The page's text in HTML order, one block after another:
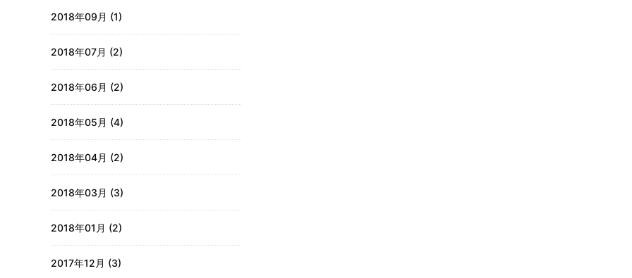
2018年09月 (1)
2018年07月 (2)
2018年06月 (2)
2018年05月 (4)
2018年04月 (2)
2018年03月 (3)
2018年01月 (2)
2017年12月 (3)